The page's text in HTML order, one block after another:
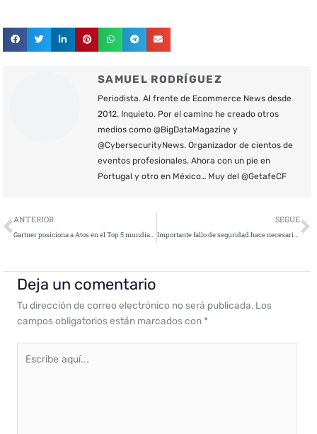
SAMUEL RODRÍGUEZ
Periodista. Al frente de Ecommerce News desde
2012. Inquieto. Por el camino he creado otros
medios como @BigDataMagazine y
@CybersecurityNews. Organizador de cientos de
eventos profesionales. Ahora con un pie en
Portugal y otro en México… Muy del @GetafeCF
Ant
ANTERIOR
Gartner posiciona a Atos en el Top 5 mundial para servicios de seguridad administrados
SEGUE
Importante fallo de seguridad hace necesaria la actualización de OnePlus 6
Deja un comentario
Tu dirección de correo electrónico no será publicada. Los
campos obligatorios están marcados con *
aquí...